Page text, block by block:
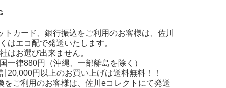
トカード、銀行振込をご利用のお客様は、佐川
はエコ配で発送いたします。
はお選び出来ません。
一律880円（沖縄、一部離島を除く）
20,000円以上のお買い上げは送料無料！！
をご利用のお客様は、佐川eコレクトにて発送